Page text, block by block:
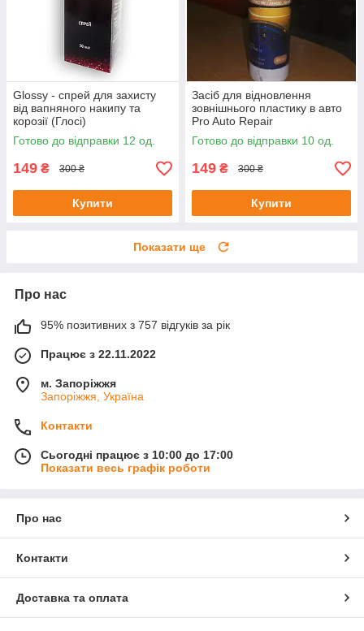
Glossy - спрей для захисту
від вапняного накипу та
корозії (Глосі)
Готово до відправки 12 од.
149 ₴ 300 ₴
Купити
Засіб для відновлення
зовнішнього пластику в авто
Pro Auto Repair
Готово до відправки 10 од.
149 ₴ 300 ₴
Купити
Показати ще
Про нас
95% позитивних з 757 відгуків за рік
Працює з 22.11.2022
м. Запоріжжя
Запоріжжя, Україна
Контакти
Сьогодні працює з 10:00 до 17:00
Показати весь графік роботи
Про нас
Контакти
Доставка та оплата